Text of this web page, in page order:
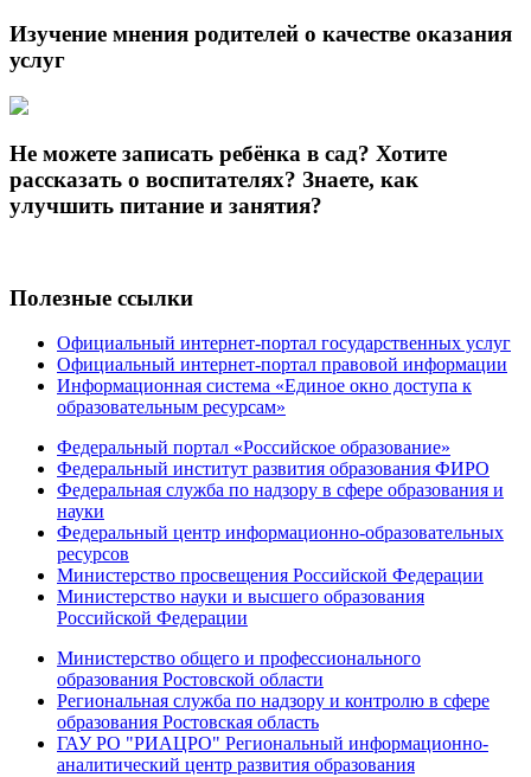
Изучение мнения родителей о качестве оказания
услуг
Не можете записать ребёнка в сад? Хотите
рассказать о воспитателях? Знаете, как
улучшить питание и занятия?
Полезные ссылки
Официальный интернет-портал государственных услуг
Официальный интернет-портал правовой информации
Информационная система «Единое окно доступа к
образовательным ресурсам»
Федеральный портал «Российское образование»
Федеральный институт развития образования ФИРО
Федеральная служба по надзору в сфере образования и
науки
Федеральный центр информационно-образовательных
ресурсов
Министерство просвещения Российской Федерации
Министерство науки и высшего образования
Российской Федерации
Министерство общего и профессионального
образования Ростовской области
Региональная служба по надзору и контролю в сфере
образования Ростовская область
ГАУ РО "РИАЦРО" Региональный информационно-
аналитический центр развития образования